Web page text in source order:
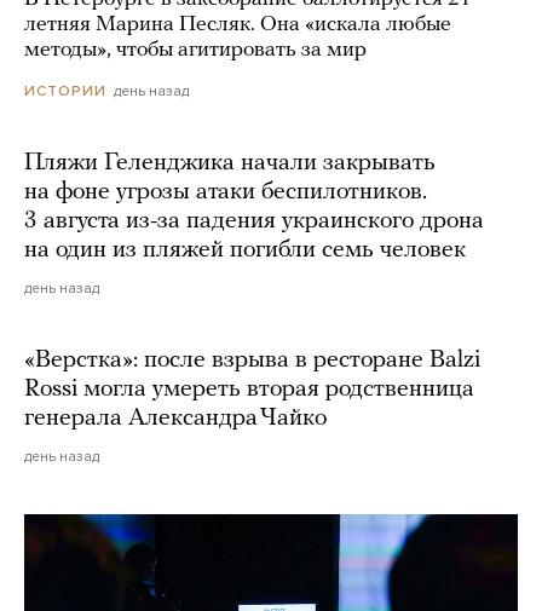
летняя Марина Песляк. Она «искала любые
методы», чтобы агитировать за мир
ИСТОРИИ день назад
Пляжи Геленджика начали закрывать
на фоне угрозы атаки беспилотников.
3 августа из-за падения украинского дрона
на один из пляжей погибли семь человек
день назад
«Верстка»: после взрыва в ресторане Balzi
Rossi могла умереть вторая родственница
генерала Александра Чайко
день назад